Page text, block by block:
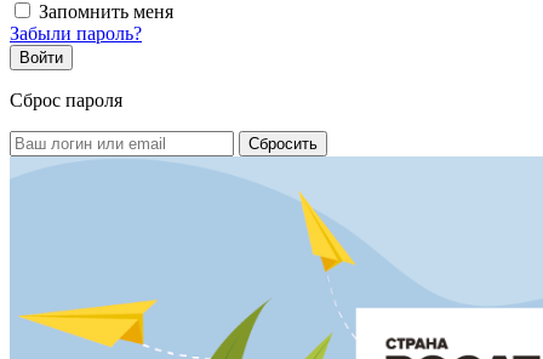
Запомнить меня
Забыли пароль?
Сброс пароля